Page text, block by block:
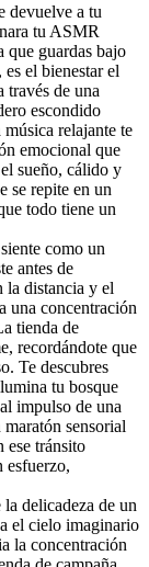
devuelve a tu
tu ASMR
que guardas bajo
el bienestar el
través de una
escondido
relajante te
emocional que
sueño, cálido y
se repite en un
todo tiene un
como un
antes de
la distancia y el
una concentración
tienda de
recordándote que
Te descubres
tu bosque
impulso de una
sensorial
ese tránsito
esfuerzo,
delicadeza de un
el cielo imaginario
la concentración